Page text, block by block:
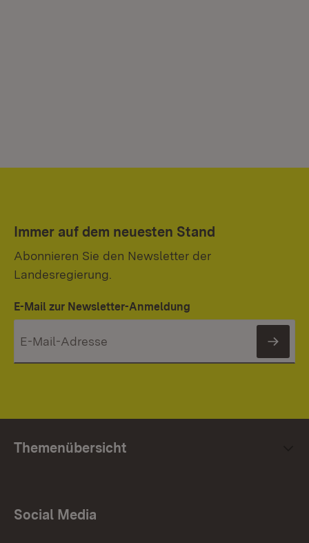
Immer auf dem neuesten Stand
Abonnieren Sie den Newsletter der
Landesregierung.
E-Mail zur Newsletter-Anmeldung
Themenübersicht
Social Media